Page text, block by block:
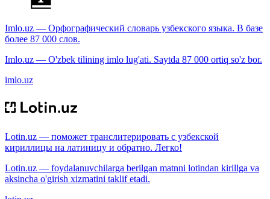
Imlo.uz — Орфографический словарь узбекского языка. В базе
более 87 000 слов.
Imlo.uz — O'zbek tilining imlo lug'ati. Saytda 87 000 ortiq so'z bor.
imlo.uz
Lotin.uz — поможет транслитерировать с узбекской
кириллицы на латиницу и обратно. Легко!
Lotin.uz — foydalanuvchilarga berilgan matnni lotindan kirillga va
aksincha o'girish xizmatini taklif etadi.